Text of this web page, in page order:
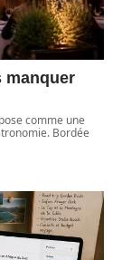
manquer
comme une
Bordée